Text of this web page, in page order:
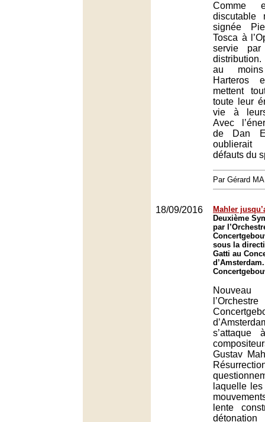
Comme
discutable
signée
Tosca à
servie par
au
Harteros
mettent
toute leur
vie à
Avec
de Dan
défauts du
Par Gérard
18/09/2016
Mahler
Deuxième
par
sous la
Gatti au
d’Amsterdam.
Gustav
laquelle
lente